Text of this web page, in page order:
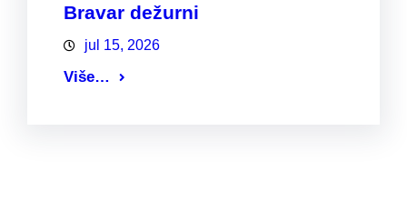
Bravar dežurni
jul 15, 2026
Više…